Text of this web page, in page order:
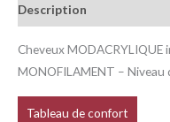
Description
Cheveux
MONOFILAMENT – Niveau
Tableau de confort